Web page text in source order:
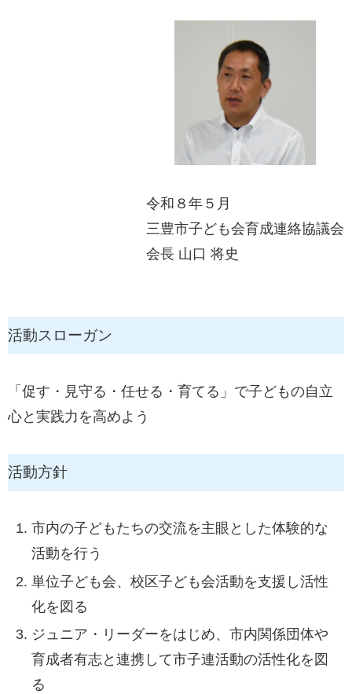
令和８年５月
三豊市子ども会育成連絡協議会
会長 山口 将史
活動スローガン
「促す・見守る・任せる・育てる」で子どもの自立
心と実践力を高めよう
活動方針
市内の子どもたちの交流を主眼とした体験的な
活動を行う
単位子ども会、校区子ども会活動を支援し活性
化を図る
ジュニア・リーダーをはじめ、市内関係団体や
育成者有志と連携して市子連活動の活性化を図
る